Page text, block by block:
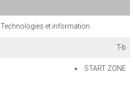
Technologies et information
T-b
START ZONE